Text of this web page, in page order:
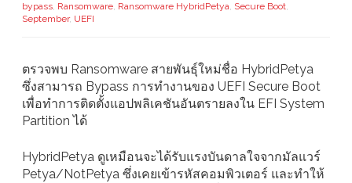
bypass, Ransomware, Ransomware HybridPetya, Secure Boot,
September, UEFI
ตรวจพบ Ransomware สายพันธุ์ใหม่ชื่อ HybridPetya
ซึ่งสามารถ Bypass การทำงานของ UEFI Secure Boot
เพื่อทำการติดตั้งแอปพลิเคชันอันตรายลงใน EFI System
Partition ได้
HybridPetya ดูเหมือนจะได้รับแรงบันดาลใจจากมัลแวร์
Petya/NotPetya ซึ่งเคยเข้ารหัสคอมพิวเตอร์ และทำให้